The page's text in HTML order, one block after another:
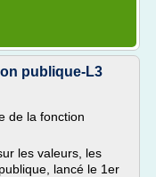
publique-L3
de la fonction
les valeurs, les
lancé le 1er